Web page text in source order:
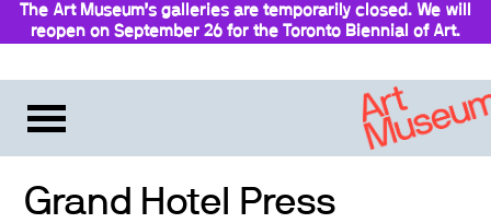
The Art Museum’s galleries are temporarily closed. We will
reopen on September 26 for the Toronto Biennial of Art.
Grand Hotel Press